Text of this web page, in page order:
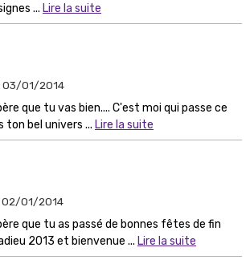
... Lire la suite
03/01/2014
que tu vas bien.... C'est moi qui passe ce
ton bel univers ... Lire la suite
02/01/2014
que tu as passé de bonnes fêtes de fin
2013 et bienvenue ... Lire la suite